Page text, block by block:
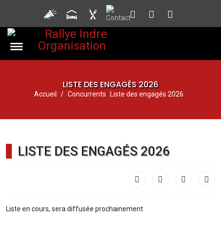
LISTE DES ENGAGÉS 2026
Accueil Concurrents Liste des engagés 2026
LISTE DES ENGAGÉS 2026
Liste en cours, sera diffusée prochainement